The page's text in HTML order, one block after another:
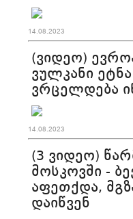
14.08.2023
(ვიდეო)
ვულკანი
ვრცელდება
14.08.2023
(3 ვიდეო)
მოსკოვში -
აფეთქდა,
დაიწვენ